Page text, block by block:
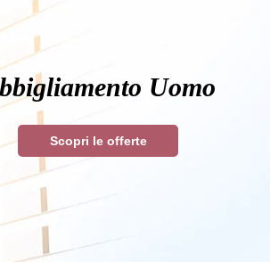
Uomo
Scopri le offerte